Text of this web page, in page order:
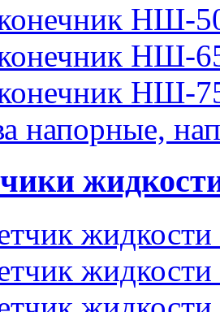
НШ-
НШ-
НШ-
напорные,